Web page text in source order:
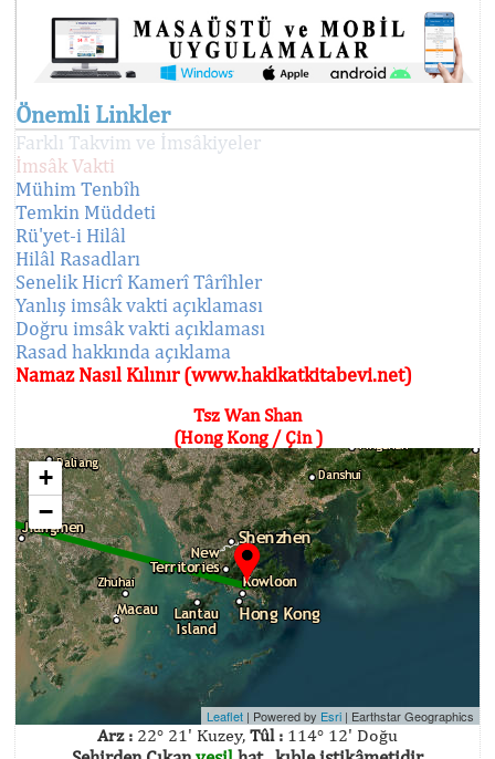
Önemli Linkler
Farklı Takvim ve İmsâkiyeler
İmsâk Vakti
Mühim Tenbîh
Temkin Müddeti
Rü'yet-i Hilâl
Hilâl Rasadları
Senelik Hicrî Kamerî Târîhler
Yanlış imsâk vakti açıklaması
Doğru imsâk vakti açıklaması
Rasad hakkında açıklama
Namaz Nasıl Kılınır (www.hakikatkitabevi.net)
Tsz Wan Shan
(Hong Kong / Çin )
+
−
Leaflet | Powered by Esri | Earthstar Geographics
Arz : 22° 21' Kuzey, Tûl : 114° 12' Doğu